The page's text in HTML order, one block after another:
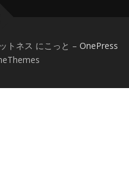
トネス にこっと – OnePress